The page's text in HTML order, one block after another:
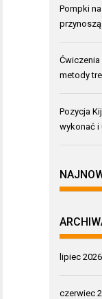
Pompki
metody
Pozycja
wykonać i
lipiec 2026
czerwiec